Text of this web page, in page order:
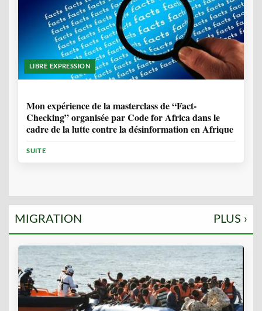
LIBRE EXPRESSION
Mon expérience de la masterclass de “Fact-
Checking” organisée par Code for Africa dans le
cadre de la lutte contre la désinformation en Afrique
SUITE
MIGRATION PLUS ›